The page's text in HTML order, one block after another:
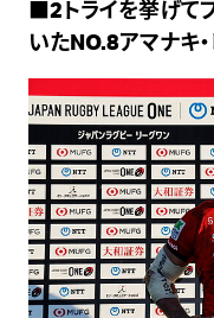
■2トライを挙げて
いたNO.8アマナキ・